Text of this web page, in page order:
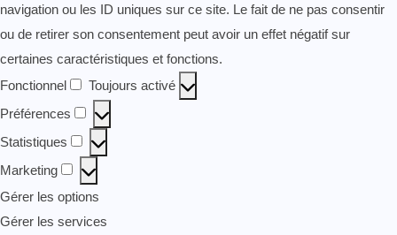
navigation ou les ID uniques sur ce site. Le fait de ne pas consentir
ou de retirer son consentement peut avoir un effet négatif sur
certaines caractéristiques et fonctions.
Fonctionnel
Fonctionnel
Toujours activé
Préférences
Préférences
Statistiques
Statistiques
Marketing
Marketing
Gérer les options
Gérer les services